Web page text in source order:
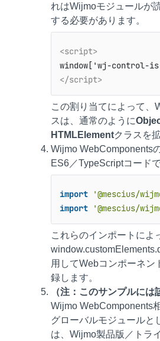
れはWijmoモジュールが
する必要があります。
<script>
</script>
この割り当てによって、
スは、通常のように
HTMLElementクラスを
Wijmo WebComponents
ES6／TypeScriptコード
import
'@mescius/
import
'@mescius/
これらのインポートによ
用してWebコンポーネン
録します。
（注：このサンプルには
Wijmo WebComponents
グローバルモジュールと
は、Wijmo製品版／トラ